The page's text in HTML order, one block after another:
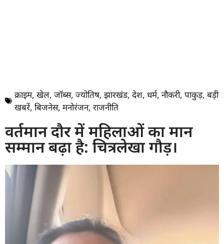
क्राइम, खेल, जॉब्स, ज्योतिष, झारखंड, देश, धर्म, नौकरी, पाकुड़, बड़ी
खबरें, बिजनेस, मनोरंजन, राजनीति
वर्तमान दौर में महिलाओं का मान
सम्मान बढ़ा है: चित्रलेखा गौड़।